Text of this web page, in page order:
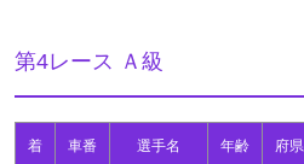
第4レース Ａ級
着 車番 選手名 年齢 府県